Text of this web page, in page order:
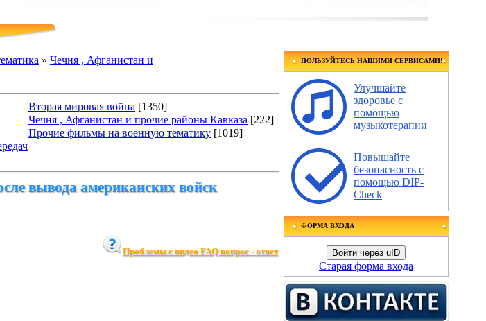
» Чечня , Афганистан и
Вторая мировая война [1350]
Чечня , Афганистан и прочие районы Кавказа [222]
Прочие фильмы на военную тематику [1019]
вывода американских войск
Проблемы с видео FAQ вопрос - ответ
ПОЛЬЗУЙТЕСЬ НАШИМИ СЕРВИСАМИ!
Улучшайте
здоровье с
помощью
музыкотерапии
Повышайте
безопасность с
помощью DIP-
Check
ФОРМА ВХОДА
Войти через uID
Старая форма входа